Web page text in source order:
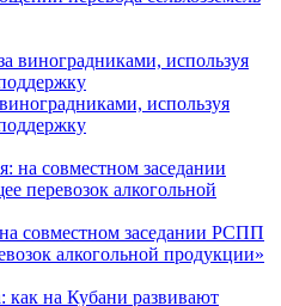
используя
совместном заседании РСПП
алкогольной продукции»